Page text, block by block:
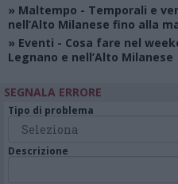
» Maltempo - Temporali e
nell’Alto Milanese fino alla
» Eventi - Cosa fare nel
Legnano e nell’Alto Milanese
SEGNALA ERRORE
Tipo di problema
Descrizione